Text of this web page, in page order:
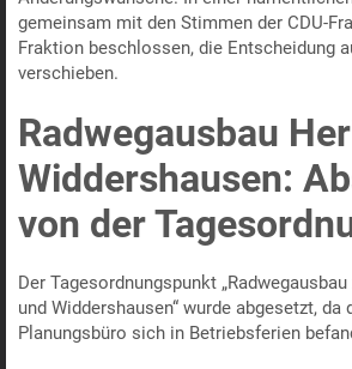
gemeinsam mit den Stimmen der CDU-
Fraktion beschlossen, die Entscheidung
verschieben.
Radwegausbau
Widdershausen:
von der
Der Tagesordnungspunkt
und Widdershausen“ wurde abgesetzt, da
Planungsbüro sich in Betriebsferien